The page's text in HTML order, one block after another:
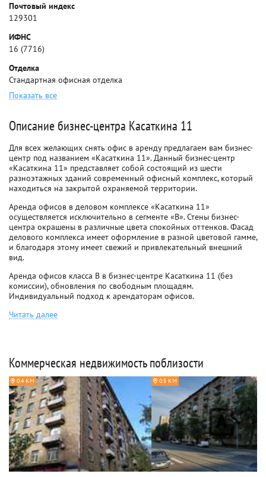
Почтовый индекс
129301
ИФНС
16 (7716)
Отделка
Стандартная офисная отделка
Показать все
Описание бизнес-центра Касаткина 11
Для всех желающих снять офис в аренду предлагаем вам бизнес-
центр под названием «Касаткина 11». Данный бизнес-центр
«Касаткина 11» представляет собой состоящий из шести
разноэтажных зданий современный офисный комплекс, который
находиться на закрытой охраняемой территории.
Аренда офисов в деловом комплексе «Касаткина 11»
осуществляется исключительно в сегменте «В». Стены бизнес-
центра окрашены в различные цвета спокойных оттенков. Фасад
делового комплекса имеет оформление в разной цветовой гамме,
и благодаря этому имеет свежий и привлекательный внешний
вид.
Аренда офисов класса B в бизнес-центре Касаткина 11 (без
комиссии), обновления по свободным площадям.
Индивидуальный подход к арендаторам офисов.
Читать далее
Коммерческая недвижимость поблизости
0.4 КМ 0.5 КМ